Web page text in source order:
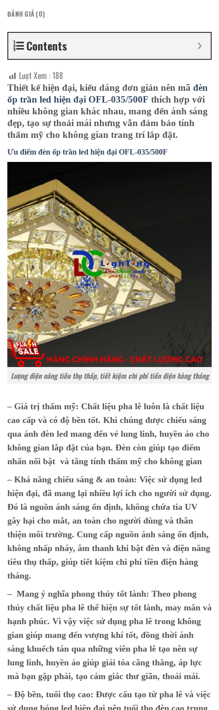
ĐÁNH GIÁ (0)
Contents
Lượt Xem :188
Thiết kế hiện đại, kiểu dáng đơn giản nên mã đèn
ốp trần led hiện đại OFL-035/500F thích hợp với
nhiều không gian khác nhau, mang đến ánh sáng
đẹp, tạo sự thoải mái nhưng vẫn đảm bảo tính
thẩm mỹ cho không gian trang trí lắp đặt.
Ưu điểm đèn ốp trần led hiện đại OFL-035/500F
Lượng điện năng tiêu thụ thấp, tiết kiệm chi phí tiền điện hàng tháng
– Giá trị thẩm mỹ: Chất liệu pha lê luôn là chất liệu
cao cấp và có độ bền tốt. Khi chúng được chiếu sáng
qua ánh đèn led mang đến vẻ lung linh, huyền ảo cho
không gian lắp đặt của bạn. Đèn còn giúp tạo điểm
nhấn nổi bật và tăng tính thẩm mỹ cho không gian
– Khả năng chiếu sáng & an toàn: Việc sử dụng led
hiện đại, đã mang lại nhiều lợi ích cho người sử dụng.
Đó là nguồn ánh sáng ổn định, không chứa tia UV
gây hại cho mắt, an toàn cho người dùng và thân
thiện môi trường. Cung cấp nguồn ánh sáng ổn định,
không nhấp nháy, âm thanh khi bật đèn và điện năng
tiêu thụ thấp, giúp tiết kiệm chi phí tiền điện hàng
tháng.
– Mang ý nghĩa phong thủy tốt lành: Theo phong
thủy chất liệu pha lê thể hiện sự tốt lành, may mắn và
hạnh phúc. Vì vậy việc sử dụng pha lê trong không
gian giúp mang đến vượng khí tốt, đồng thời ánh
sáng khuếch tán qua những viên pha lê tạo nên sự
lung linh, huyền ảo giúp giải tỏa căng thẳng, áp lực
mà bạn gặp phải, tạo cảm giác thư giãn, thoải mái.
– Độ bền, tuổi thọ cao: Được cấu tạo từ pha lê và việc